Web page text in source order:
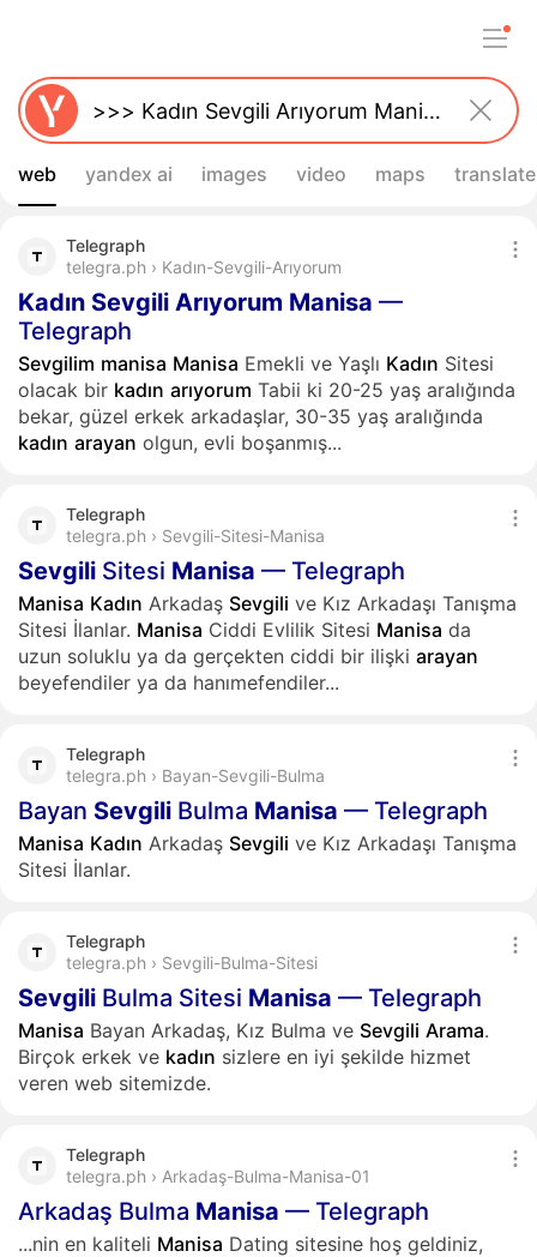
web yandex ai images video maps translate
Telegraph
telegra.ph › Kadın-Sevgili-Arıyorum
Kadın Sevgili Arıyorum Manisa —
Telegraph
Sevgilim manisa Manisa Emekli ve Yaşlı Kadın Sitesi
olacak bir kadın arıyorum Tabii ki 20-25 yaş aralığında
bekar, güzel erkek arkadaşlar, 30-35 yaş aralığında
kadın arayan olgun, evli boşanmış...
Telegraph
telegra.ph › Sevgili-Sitesi-Manisa
Sevgili Sitesi Manisa — Telegraph
Manisa Kadın Arkadaş Sevgili ve Kız Arkadaşı Tanışma
Sitesi İlanlar. Manisa Ciddi Evlilik Sitesi Manisa da
uzun soluklu ya da gerçekten ciddi bir ilişki arayan
beyefendiler ya da hanımefendiler...
Telegraph
telegra.ph › Bayan-Sevgili-Bulma
Bayan Sevgili Bulma Manisa — Telegraph
Manisa Kadın Arkadaş Sevgili ve Kız Arkadaşı Tanışma
Sitesi İlanlar.
Telegraph
telegra.ph › Sevgili-Bulma-Sitesi
Sevgili Bulma Sitesi Manisa — Telegraph
Manisa Bayan Arkadaş, Kız Bulma ve Sevgili Arama.
Birçok erkek ve kadın sizlere en iyi şekilde hizmet
veren web sitemizde.
Telegraph
telegra.ph › Arkadaş-Bulma-Manisa-01
Arkadaş Bulma Manisa — Telegraph
...nin en kaliteli Manisa Dating sitesine hoş geldiniz,